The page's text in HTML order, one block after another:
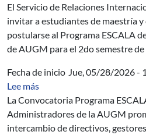
El Servicio de Relaciones
invitar a estudiantes de maestría
postularse al Programa ESCALA
de AUGM para el 2do semestre de
Fecha de inicio Jue, 05/28/2026 -
Lee más
La Convocatoria Programa
Administradores de la AUGM
intercambio de directivos,